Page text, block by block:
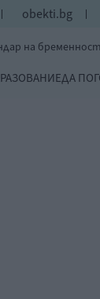
obekti.bg
на
ДА